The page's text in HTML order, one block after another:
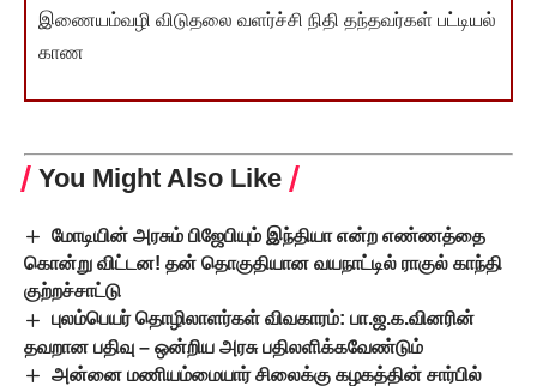
இணையம்வழி விடுதலை வளர்ச்சி நிதி தந்தவர்கள் பட்டியல்
காண
You Might Also Like
மோடியின் அரசும் பிஜேபியும் இந்தியா என்ற எண்ணத்தை
கொன்று விட்டன! தன் தொகுதியான வயநாட்டில் ராகுல் காந்தி
குற்றச்சாட்டு
புலம்பெயர் தொழிலாளர்கள் விவகாரம்: பா.ஜ.க.வினரின்
தவறான பதிவு – ஒன்றிய அரசு பதிலளிக்கவேண்டும்
அன்னை மணியம்மையார் சிலைக்கு கழகத்தின் சார்பில்